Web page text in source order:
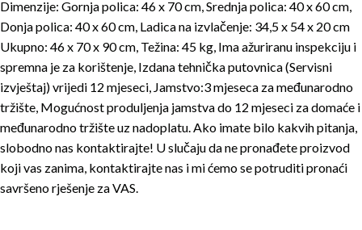
Dimenzije: Gornja polica: 46 x 70 cm, Srednja polica: 40 x 60 cm,
Donja polica: 40 x 60 cm, Ladica na izvlačenje: 34,5 x 54 x 20 cm
Ukupno: 46 x 70 x 90 cm, Težina: 45 kg, Ima ažuriranu inspekciju i
spremna je za korištenje, Izdana tehnička putovnica (Servisni
izvještaj) vrijedi 12 mjeseci, Jamstvo:3 mjeseca za međunarodno
tržište, Mogućnost produljenja jamstva do 12 mjeseci za domaće i
međunarodno tržište uz nadoplatu. Ako imate bilo kakvih pitanja,
slobodno nas kontaktirajte! U slučaju da ne pronađete proizvod
koji vas zanima, kontaktirajte nas i mi ćemo se potruditi pronaći
savršeno rješenje za VAS.